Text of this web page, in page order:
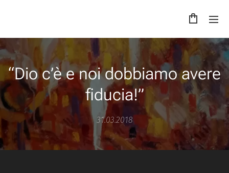
“Dio c’è e noi dobbiamo avere
fiducia!”
31.03.2018